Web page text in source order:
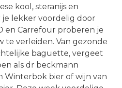
kool, steranijs en
je lekker voordelig door
en Carrefour proberen je
te verleiden. Van gezonde
baguette, vergeet
als dr beckmann
Winterbok bier of wijn van